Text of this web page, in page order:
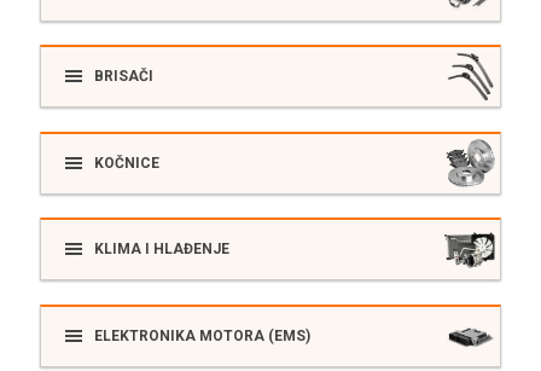
BRISAČI
KOČNICE
KLIMA I HLAĐENJE
ELEKTRONIKA MOTORA (EMS)